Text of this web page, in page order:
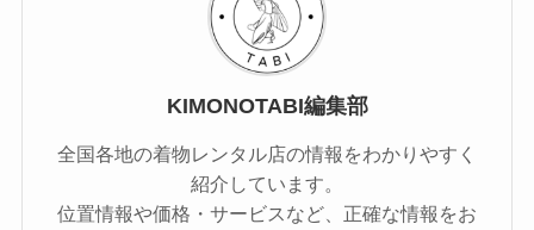
KIMONOTABI編集部
全国各地の着物レンタル店の情報をわかりやすく
紹介しています。
位置情報や価格・サービスなど、正確な情報をお